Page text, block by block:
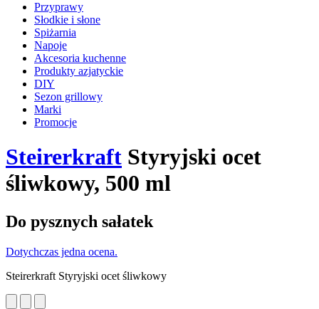
Przyprawy
Słodkie i słone
Spiżarnia
Napoje
Akcesoria kuchenne
Produkty azjatyckie
DIY
Sezon grillowy
Marki
Promocje
Steirerkraft Styryjski ocet
śliwkowy, 500 ml
Do pysznych sałatek
Dotychczas jedna ocena.
Steirerkraft Styryjski ocet śliwkowy